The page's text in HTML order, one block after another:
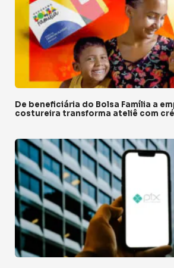
De beneficiária do Bolsa Família a
costureira transforma ateliê com